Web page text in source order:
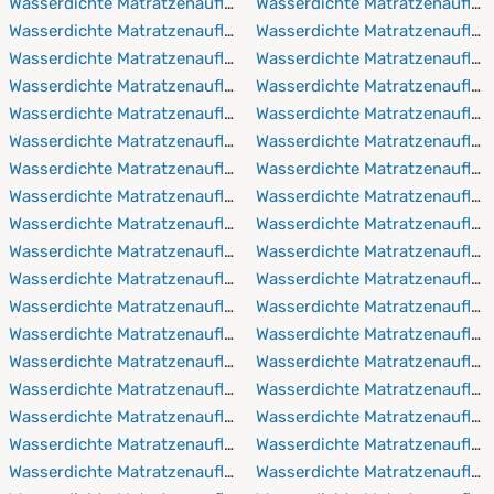
Wasserdichte Matratzenauflagen 75x90 cm
Wasserdichte Matratzenauflagen 75x150 cm
Wasserdichte Matratzenauflagen 80x160 cm
Wasserdichte Matratzenauflagen 80x190 cm
Wasserdichte Matratzenauflagen 80x200 cm
Wasserdichte Matratzenauflagen 80x210 cm
Wasserdichte Matratzenauflagen 80x220 cm
Wasserdichte Matratzenauflagen 90x150 cm
Wasserdichte Matratzenauflagen 90x190 cm
Wasserdichte Matratzenauflagen 90x200 cm
Wasserdichte Matratzenauflagen 90x210 cm
Wasserdichte Matratzenauflagen 90x220 cm
Wasserdichte Matratzenauflagen 100x150 cm
Wasserdichte Matratzenauflagen 100x190 cm
Wasserdichte Matratzenauflagen 100x200 cm
Wasserdichte Matratzenauflagen 100x210 cm
Wasserdichte Matratzenauflagen 100x220 cm
Wasserdichte
Wasserdichte
Wasserdichte
Wasserdichte
Wasserdichte
Wasserdichte
Wasserdichte
Wasserdichte
Wasserdichte
Wasserdichte
Wasserdichte
Wasserdichte
Wasserdichte
Wasserdichte
Wasserdichte
Wasserdichte
Wasserdichte